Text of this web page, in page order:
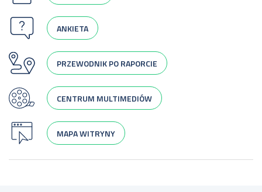
ANKIETA
PRZEWODNIK PO RAPORCIE
CENTRUM MULTIMEDIÓW
MAPA WITRYNY